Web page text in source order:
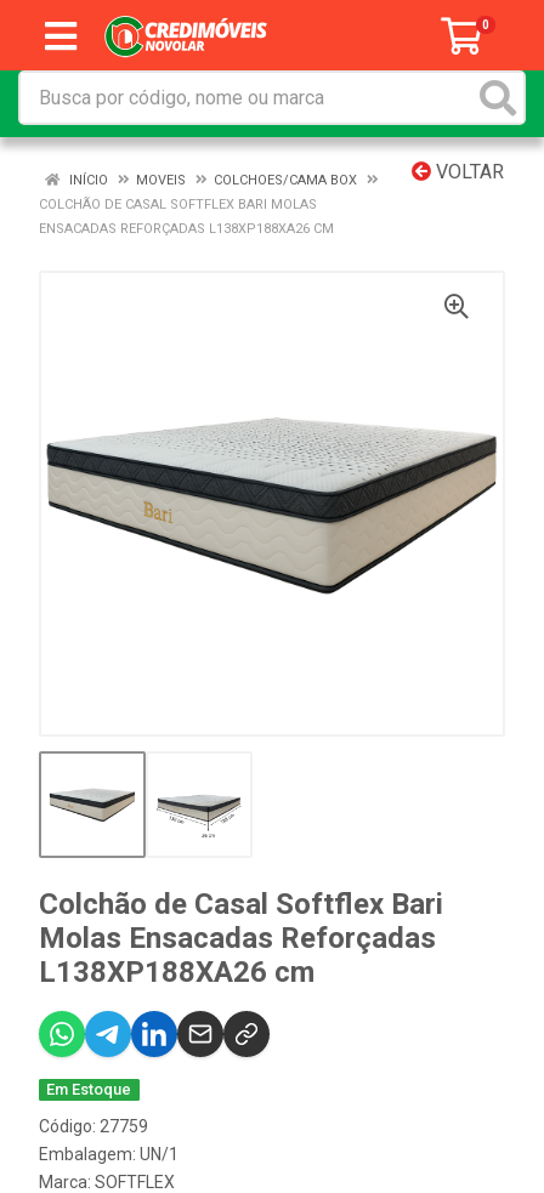
0
VOLTAR
INÍCIO MOVEIS
COLCHOES/CAMA BOX
COLCHÃO DE CASAL SOFTFLEX BARI MOLAS
ENSACADAS REFORÇADAS L138XP188XA26 CM
Colchão de Casal Softflex Bari
Molas Ensacadas Reforçadas
L138XP188XA26 cm
Em Estoque
Código: 27759
Embalagem: UN/1
Marca: SOFTFLEX